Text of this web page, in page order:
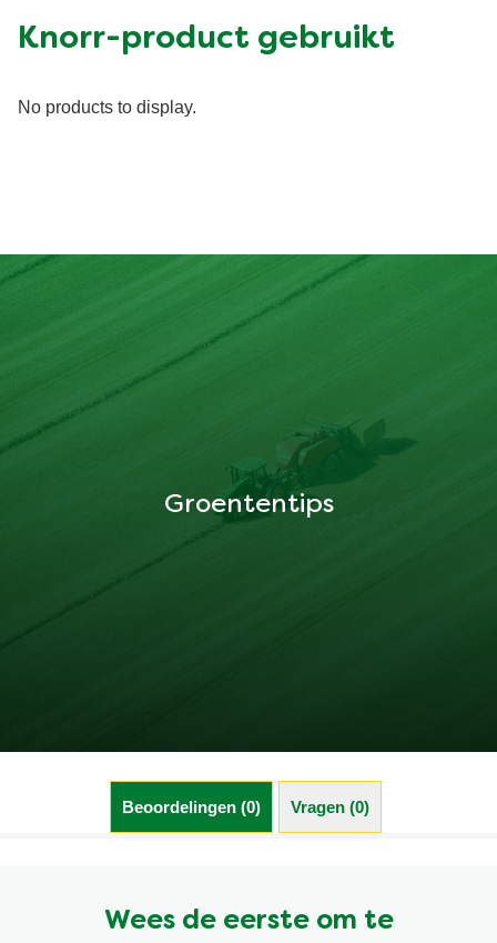
Knorr-product gebruikt
No products to display.
Groententips
Beoordelingen (0) Vragen (0)
Wees de eerste om te